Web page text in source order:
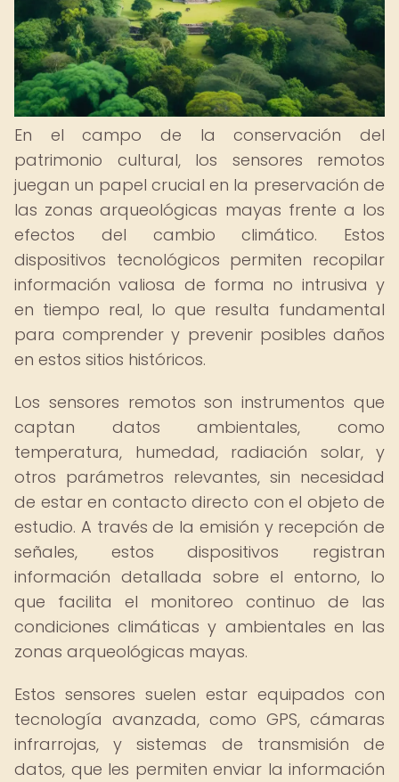
En el campo de la conservación del
patrimonio cultural, los sensores remotos
juegan un papel crucial en la preservación de
las zonas arqueológicas mayas frente a los
efectos del cambio climático. Estos
dispositivos tecnológicos permiten recopilar
información valiosa de forma no intrusiva y
en tiempo real, lo que resulta fundamental
para comprender y prevenir posibles daños
en estos sitios históricos.
Los sensores remotos son instrumentos que
captan datos ambientales, como
temperatura, humedad, radiación solar, y
otros parámetros relevantes, sin necesidad
de estar en contacto directo con el objeto de
estudio. A través de la emisión y recepción de
señales, estos dispositivos registran
información detallada sobre el entorno, lo
que facilita el monitoreo continuo de las
condiciones climáticas y ambientales en las
zonas arqueológicas mayas.
Estos sensores suelen estar equipados con
tecnología avanzada, como GPS, cámaras
infrarrojas, y sistemas de transmisión de
datos, que les permiten enviar la información